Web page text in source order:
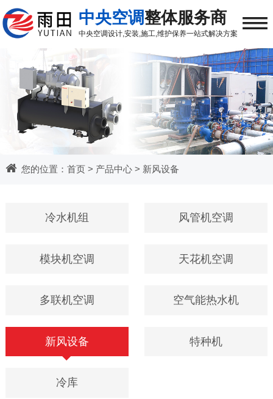
中央空调整体服务商
中央空调设计,安装,施工,维护保养一站式解决方案 ≡
您的位置： 首页> 产品中心> 新风设备
冷水机组 风管机空调
模块机空调 天花机空调
多联机空调 空气能热水机
新风设备 特种机
冷库